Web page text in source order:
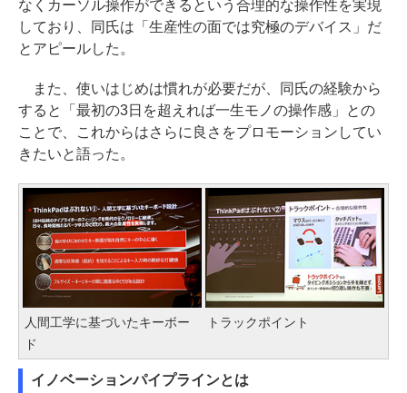
なくカーソル操作ができるという合理的な操作性を実現
しており、同氏は「生産性の面では究極のデバイス」だ
とアピールした。
また、使いはじめは慣れが必要だが、同氏の経験から
すると「最初の3日を超えれば一生モノの操作感」との
ことで、これからはさらに良さをプロモーションしてい
きたいと語った。
人間工学に基づいたキーボー
ド
トラックポイント
イノベーションパイプラインとは